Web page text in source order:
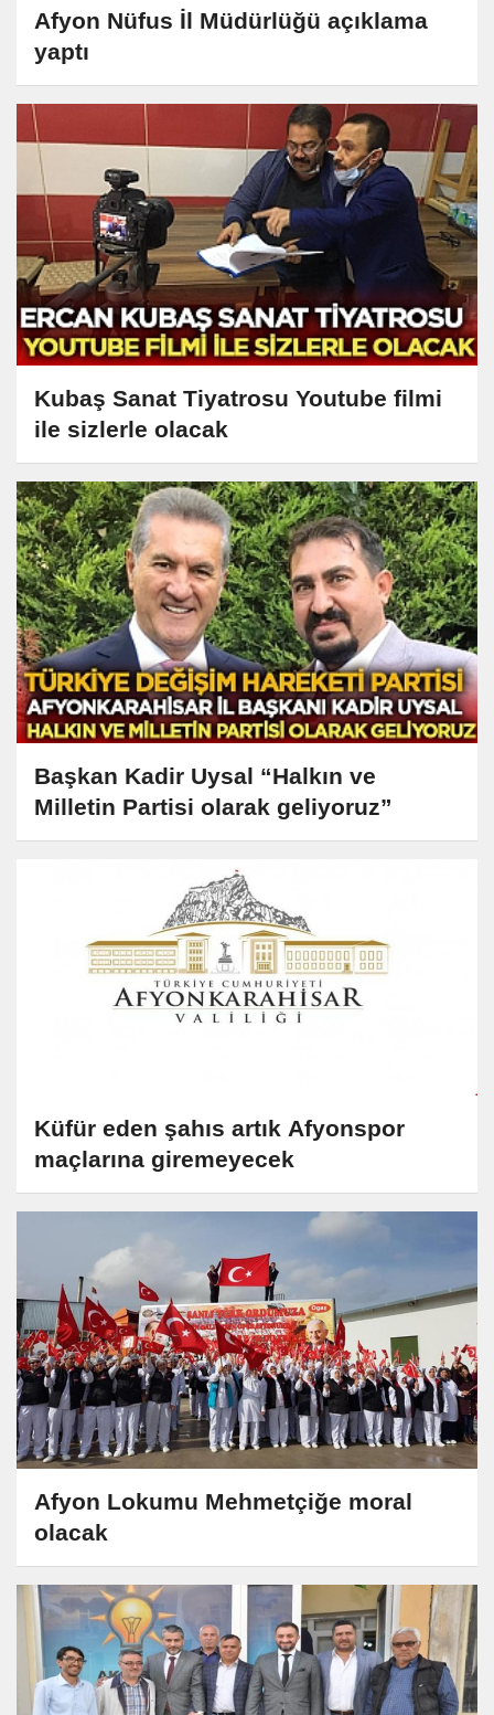
Afyon Nüfus İl Müdürlüğü açıklama
yaptı
Kubaş Sanat Tiyatrosu Youtube filmi
ile sizlerle olacak
Başkan Kadir Uysal “Halkın ve
Milletin Partisi olarak geliyoruz”
Küfür eden şahıs artık Afyonspor
maçlarına giremeyecek
Afyon Lokumu Mehmetçiğe moral
olacak